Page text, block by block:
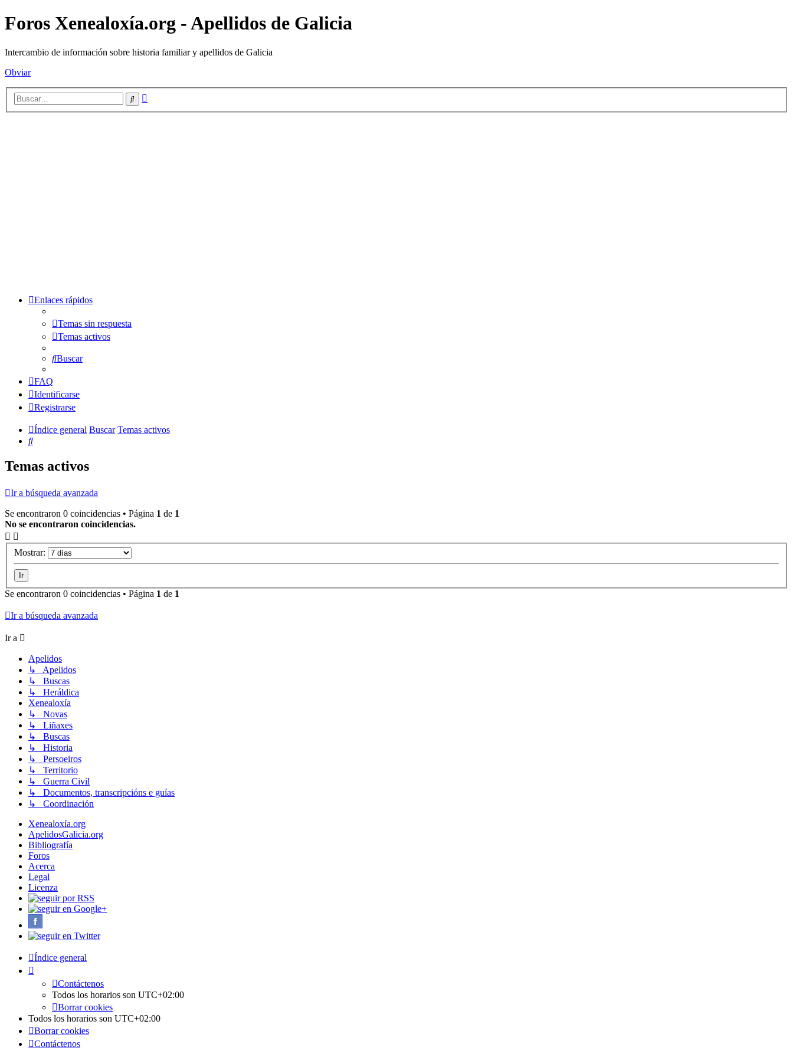
Foros Xenealoxía.org - Apellidos de Galicia
Intercambio de información sobre historia familiar y apellidos de Galicia
Obviar
Buscar
Enlaces rápidos
Temas sin respuesta
Temas activos
Buscar
FAQ
Identificarse
Registrarse
Índice general Buscar Temas activos
Buscar
Temas activos
Ir a búsqueda avanzada
Se encontraron 0 coincidencias • Página 1 de 1
No se encontraron coincidencias.
Mostrar:
Se encontraron 0 coincidencias • Página 1 de 1
Ir a búsqueda avanzada
Ir a
Apelidos
↳ Apelidos
↳ Buscas
↳ Heráldica
Xenealoxía
↳ Novas
↳ Liñaxes
↳ Buscas
↳ Historia
↳ Persoeiros
↳ Territorio
↳ Guerra Civil
↳ Documentos, transcripcións e guías
↳ Coordinación
Xenealoxía.org
ApelidosGalicia.org
Bibliografía
Foros
Acerca
Legal
Licenza
Índice general
Contáctenos
Todos los horarios son UTC+02:00
Borrar cookies
Todos los horarios son UTC+02:00
Borrar cookies
Contáctenos